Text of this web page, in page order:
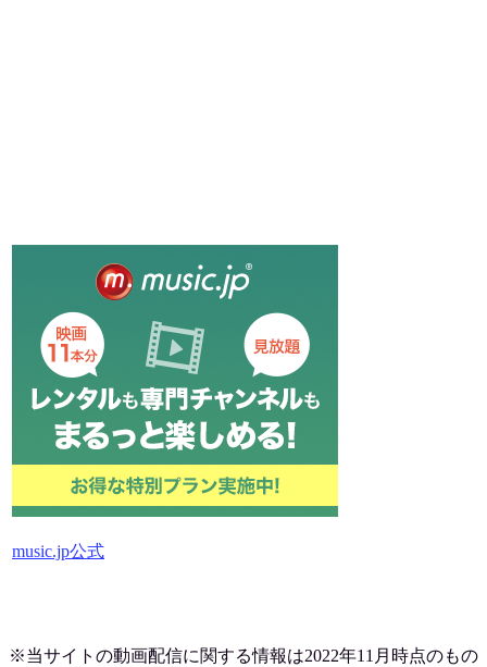
music.jp公式
※当サイトの動画配信に関する情報は2022年11月時点のもの